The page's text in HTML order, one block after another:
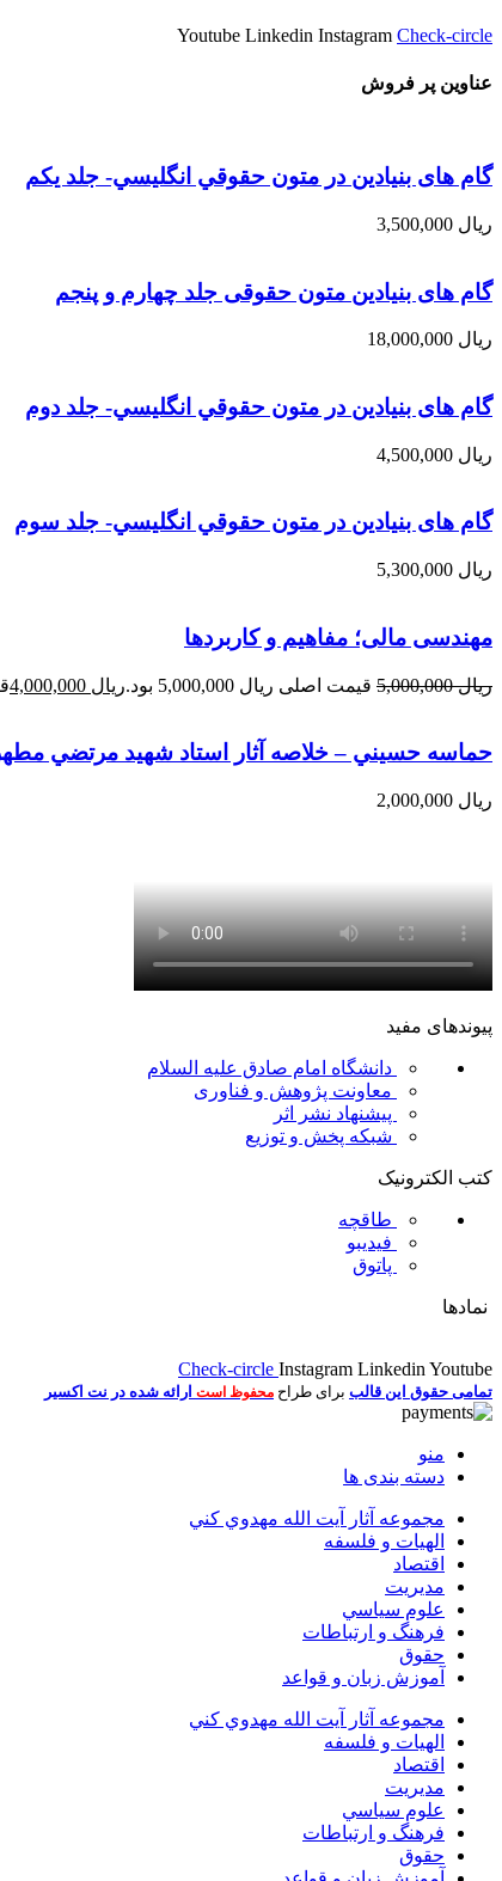
Youtube Linkedin Instagram Check-circle
عناوین پر فروش
گام های بنیادین در متون حقوقي انگليسي- جلد يكم
ریال
گام های بنیادین متون حقوقی جلد چهارم و پنجم
ریال
گام های بنیادین در متون حقوقي انگليسي- جلد دوم
ریال
گام های بنیادین در متون حقوقي انگليسي- جلد سوم
ریال
مهندسی مالی؛ مفاهیم و کاربردها
ریال5,000,000 قیمت اصلی ریال 5,000,000 بود. ریال
حماسه حسيني – خلاصه آثار استاد شهيد مرتضي
ریال
پیوندهای مفید
دانشگاه امام صادق علیه السلام
معاونت پژوهش و فناوری
پیشنهاد نشر اثر
شبکه پخش و توزیع
کتب الکترونیک
طاقچه
فیدیبو
پاتوق
نمادها
Check-circle Instagram Linkedin Youtube
تمامی حقوق این قالب برای طراح محفوظ است ارائه شده در نت اکسیر
منو
دسته بندی ها
مجموعه آثار آيت الله مهدوي كني
الهیات و فلسفه
اقتصاد
مديريت
علوم سياسي
فرهنگ و ارتباطات
حقوق
آموزش زبان و قواعد
مجموعه آثار آيت الله مهدوي كني
الهیات و فلسفه
اقتصاد
مديريت
علوم سياسي
فرهنگ و ارتباطات
حقوق